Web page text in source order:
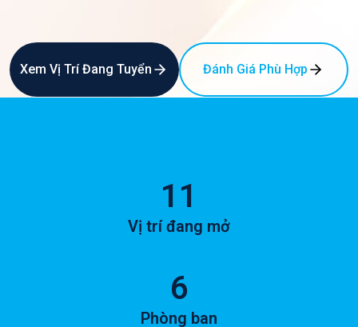
Xem Vị Trí Đang Tuyển Đánh Giá Phù Hợp
11
Vị trí đang mở
6
Phòng ban